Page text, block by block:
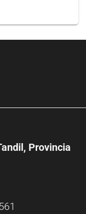
Provincia